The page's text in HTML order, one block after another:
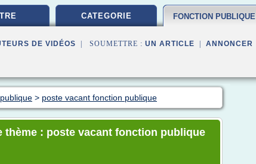
CATEGORIE FONCTION PUBLIQUE
DE VIDÉOS | SOUMETTRE : UN ARTICLE ANNONCER
> poste vacant fonction publique
thème : poste vacant fonction publique